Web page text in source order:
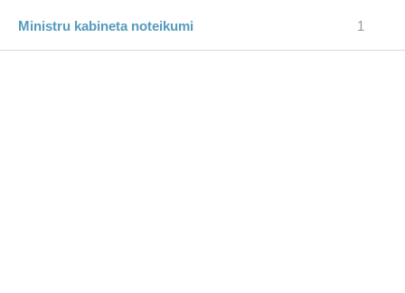
Ministru kabineta noteikumi 1